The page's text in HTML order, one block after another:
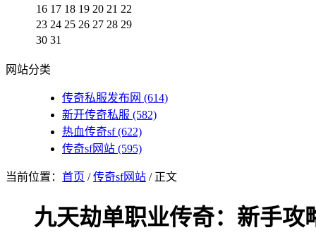
16 17 18 19 20 21 22
23 24 25 26 27 28 29
30 31
网站分类
传奇私服发布网 (614)
新开传奇私服 (582)
热血传奇sf(622)
传奇sf网站 (595)
当前位置： 首页 /传奇sf网站 / 正文
九天劫单职业传奇：新手